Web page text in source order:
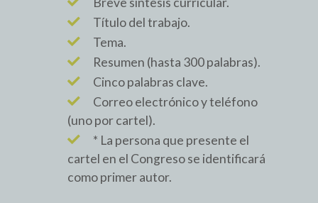
Título del trabajo.
Tema.
Resumen (hasta 300 palabras).
Cinco palabras clave.
Correo electrónico y teléfono
(uno por cartel).
* La persona que presente el
cartel en el Congreso se identificará
como primer autor.